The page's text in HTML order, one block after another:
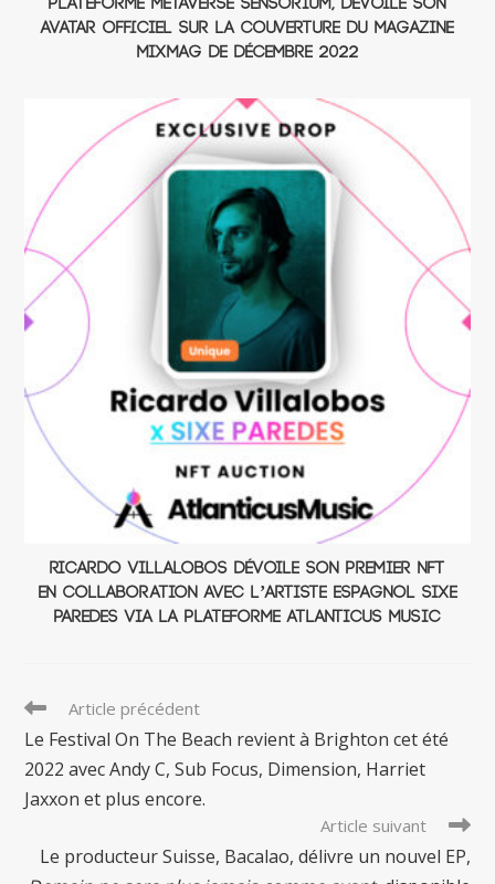
plateforme métaverse Sensorium, dévoile son
avatar officiel sur la couverture du magazine
Mixmag de Décembre 2022
Ricardo Villalobos dévoile son premier NFT
en collaboration avec l’artiste espagnol Sixe
Paredes via la plateforme Atlanticus Music
Read
more
articles
Article précédent
Le Festival On The Beach revient à Brighton cet été
2022 avec Andy C, Sub Focus, Dimension, Harriet
Jaxxon et plus encore.
Article suivant
Le producteur Suisse, Bacalao, délivre un nouvel EP,